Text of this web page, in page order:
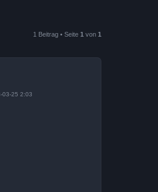
1 Beitrag • Seite 1 von 1
03-25 2:03